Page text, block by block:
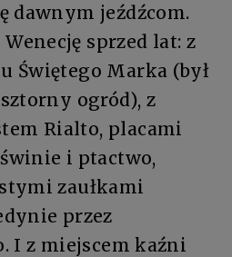
dawnym jeźdźcom.
sprzed lat: z
Świętego Marka (był
ogród), z
Rialto, placami
i ptactwo,
zaułkami
przez
I z miejscem kaźni